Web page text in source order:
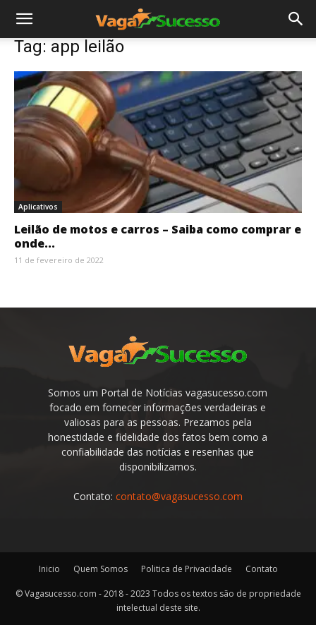
Tag: app leilão
Aplicativos
Leilão de motos e carros – Saiba como comprar e
onde...
11 de fevereiro de 2022
Somos um Portal de Notícias vagasucesso.com
focado em fornecer informações verdadeiras e
valiosas para as pessoas. Prezamos pela
honestidade e fidelidade dos fatos bem como a
confiabilidade das notícias e resenhas que
disponibilizamos.
Contato: contato@vagasucesso.com
Inicio Quem Somos Politica de Privacidade Contato
© Vagasucesso.com - 2018 - 2023 Todos os textos são de propriedade
intelectual deste site.